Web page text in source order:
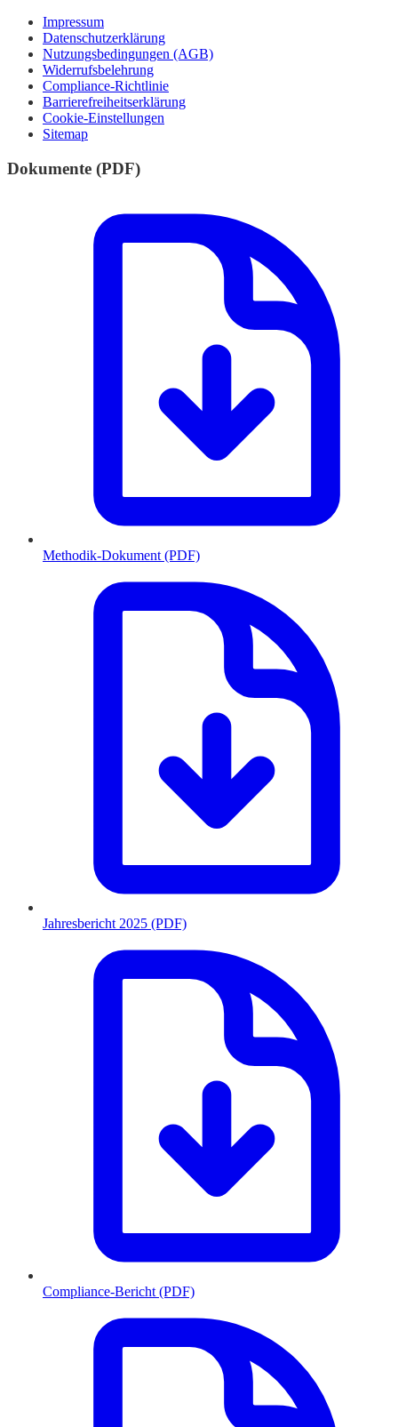
Impressum
Datenschutzerklärung
Nutzungsbedingungen (AGB)
Widerrufsbelehrung
Compliance-Richtlinie
Barrierefreiheitserklärung
Cookie-Einstellungen
Sitemap
Dokumente (PDF)
Methodik-Dokument (PDF)
Jahresbericht 2025 (PDF)
Compliance-Bericht (PDF)